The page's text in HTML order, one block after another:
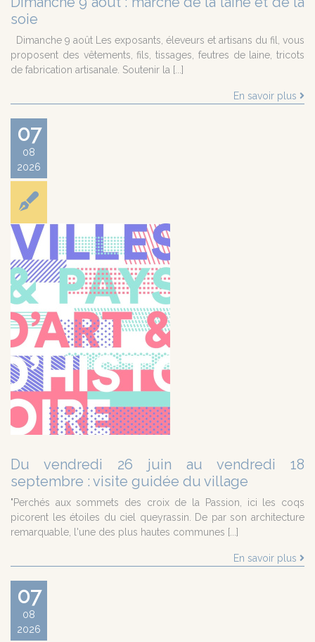
soie
Dimanche 9 août Les exposants, éleveurs et artisans du fil, vous
proposent des vêtements, fils, tissages, feutres de laine, tricots
de fabrication artisanale. Soutenir la [...]
En savoir plus
07
08
2026
Du vendredi 26 juin au vendredi 18
septembre : visite guidée du village
"Perchés aux sommets des croix de la Passion, ici les coqs
picorent les étoiles du ciel queyrassin. De par son architecture
remarquable, l'une des plus hautes communes [...]
En savoir plus
07
08
2026